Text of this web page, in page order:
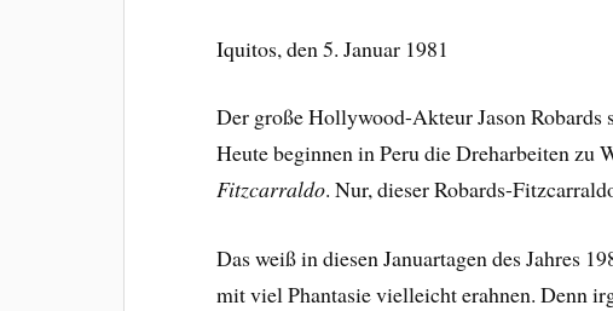
Iquitos, den 5. Januar 1981
Der große Hollywood-Akteur Jason
Heute beginnen in Peru die Dreharbeiten zu
Fitzcarraldo. Nur, dieser Robards-
Das weiß in diesen Januartagen des Jahres
mit viel Phantasie vielleicht erahnen. Denn